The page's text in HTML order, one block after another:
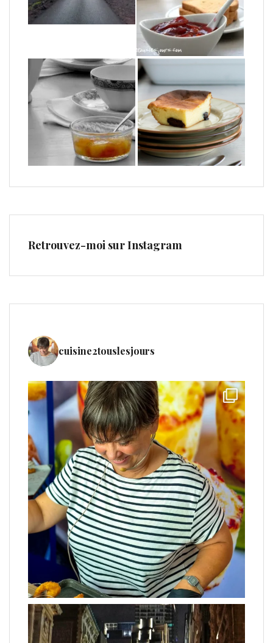
Retrouvez-moi sur Instagram
cuisine2touslesjours